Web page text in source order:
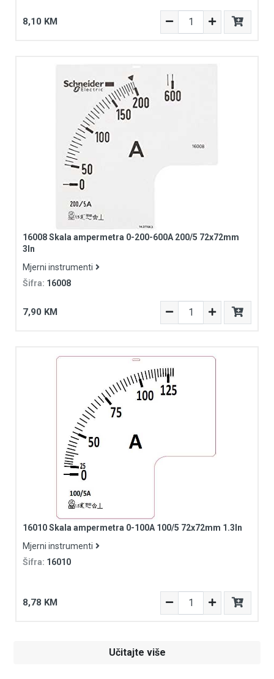
8,10 KM
16008 Skala ampermetra 0-200-600A 200/5 72x72mm
3In
Mjerni instrumenti
Šifra: 16008
7,90 KM
16010 Skala ampermetra 0-100A 100/5 72x72mm 1.3In
Mjerni instrumenti
Šifra: 16010
8,78 KM
Učitajte više